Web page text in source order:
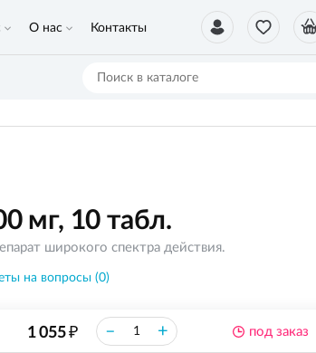
О нас Контакты
мг, 10 табл.
широкого спектра действия.
на вопросы (0)
1 055₽ – + под заказ